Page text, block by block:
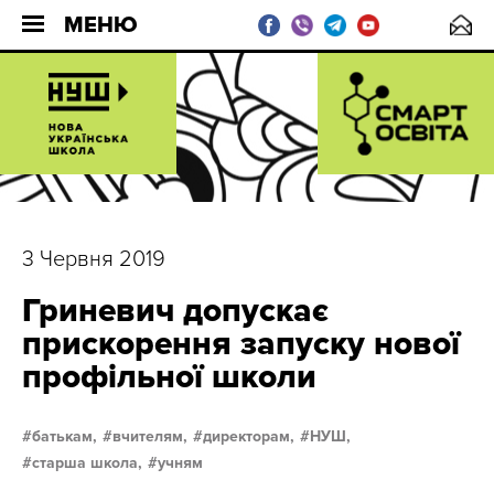
МЕНЮ
3 Червня 2019
Гриневич допускає
прискорення запуску нової
профільної школи
батькам, вчителям, директорам,
НУШ,
старша школа,
учням